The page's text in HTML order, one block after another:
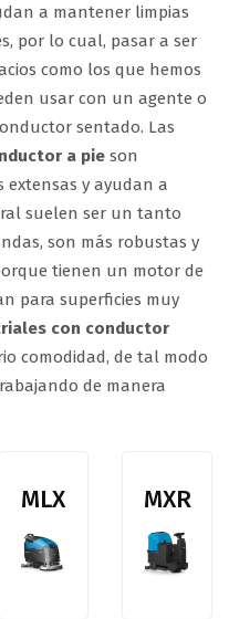
a mantener limpias
por lo cual, pasar a ser
como los que hemos
usar con un agente o
sentado. Las
a pie son
extensas y ayudan a
suelen ser un tanto
son más robustas y
tienen un motor de
para superficies muy
con conductor
comodidad, de tal modo
de manera
MLX MXR